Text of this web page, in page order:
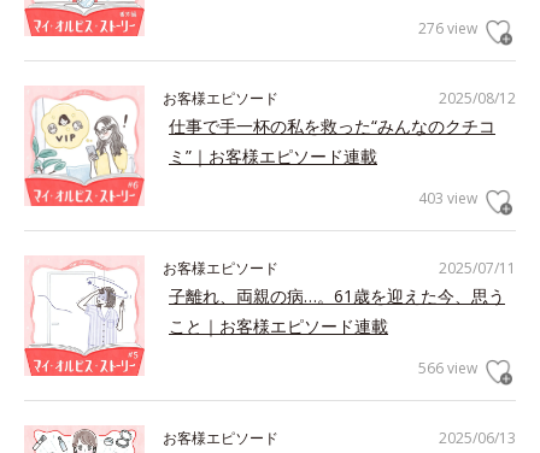
276 view
2025/08/12
お客様エピソード
仕事で手一杯の私を救った“みんなのクチコ
ミ”｜お客様エピソード連載
403 view
2025/07/11
お客様エピソード
子離れ、両親の病…。61歳を迎えた今、思う
こと｜お客様エピソード連載
566 view
2025/06/13
お客様エピソード